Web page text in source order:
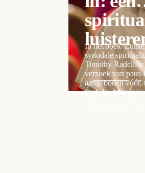
In het boek
synodale
Timothy Radcliffe
verzoek van paus
aangeboden vóór,
synodes over
Lees Meer